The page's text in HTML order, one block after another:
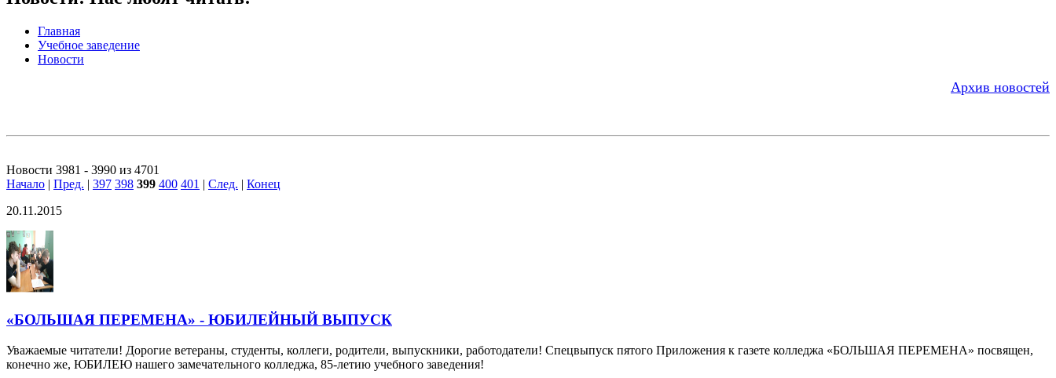
Главная
Учебное заведение
Новости
Архив новостей
Новости 3981 - 3990 из 4701
Начало | Пред. | 397 398 399 400 401 | След. | Конец
20.11.2015
«БОЛЬШАЯ ПЕРЕМЕНА» - ЮБИЛЕЙНЫЙ ВЫПУСК
Уважаемые читатели! Дорогие ветераны, студенты, коллеги, родители, выпускники, работодатели! Спецвыпуск пятого Приложения к газете колледжа «БОЛЬШАЯ ПЕРЕМЕНА» посвящен,
конечно же, ЮБИЛЕЮ нашего замечательного колледжа, 85-летию учебного заведения!